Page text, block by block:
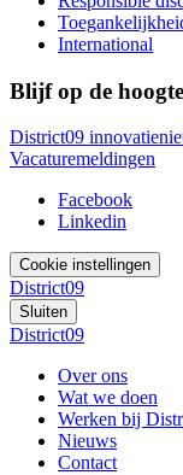
International
Blijf op de hoogte
District09
Vacaturemeldingen
Facebook
Linkedin
Cookie instellingen
District09
Sluiten
District09
Over ons
Wat we doen
Werken bij
Nieuws
Contact